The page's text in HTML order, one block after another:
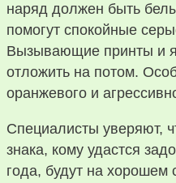
наряд должен быть
помогут спокойные
Вызывающие принты и
отложить на потом.
оранжевого и
Специалисты уверяют,
знака, кому удастся
года, будут на хорошем